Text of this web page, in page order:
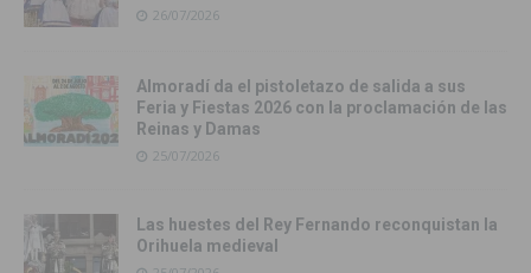
26/07/2026
Almoradí da el pistoletazo de salida a sus
Feria y Fiestas 2026 con la proclamación de las
Reinas y Damas
25/07/2026
Las huestes del Rey Fernando reconquistan la
Orihuela medieval